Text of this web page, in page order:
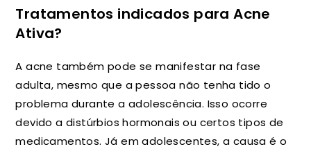
Tratamentos indicados para Acne
Ativa?
A acne também pode se manifestar na fase
adulta, mesmo que a pessoa não tenha tido o
problema durante a adolescência. Isso ocorre
devido a distúrbios hormonais ou certos tipos de
medicamentos. Já em adolescentes, a causa é o